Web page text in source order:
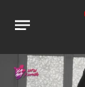
Open
menu